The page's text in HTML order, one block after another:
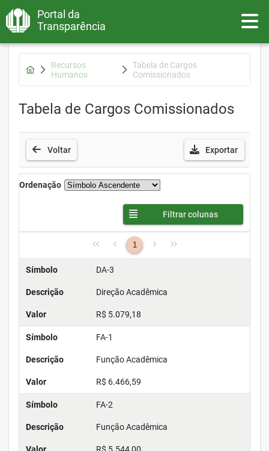
Portal da
Transparência
Recursos
Humanos
Tabela de Cargos
Comissionados
Tabela de Cargos Comissionados
Voltar Exportar
Ordenação
Filtrar colunas
1
Símbolo DA-3
Descrição Direção Acadêmica
Valor R$ 5.079,18
Símbolo FA-1
Descrição Função Acadêmica
Valor R$ 6.466,59
Símbolo FA-2
Descrição Função Acadêmica